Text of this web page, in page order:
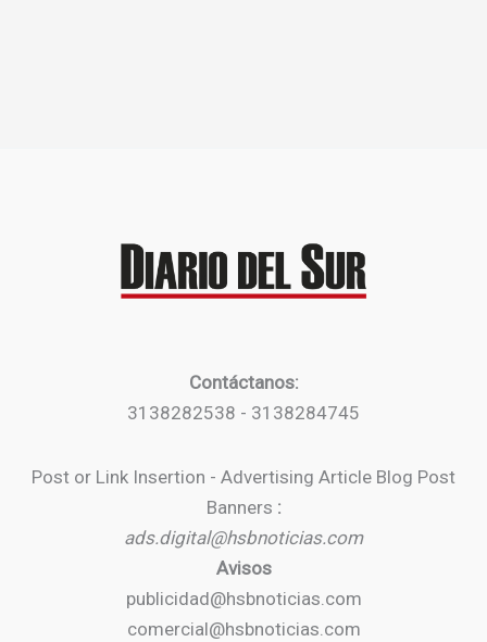
Contáctanos:
3138282538 - 3138284745
Post or Link Insertion - Advertising Article Blog Post
Banners :
ads.digital@hsbnoticias.com
Avisos
publicidad@hsbnoticias.com
comercial@hsbnoticias.com